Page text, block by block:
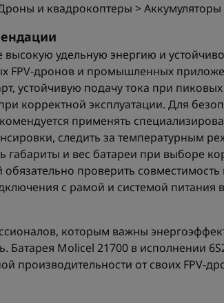
и квадрокоптеры >
высокую удельную энергию и
FPV-дронов и промышленных
устойчивую подачу тока при пиковых
корректной эксплуатации. Для
применять
следить за температурным
габариты и вес батареи при выборе
обязательно проверить
с рамой и системой питания
которым важны
Батарея Molicel 21700 в исполнении
производительности от своих FPV-